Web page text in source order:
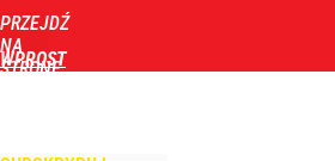
PRZEJDŹ
NA
STRONĘ
WPROST